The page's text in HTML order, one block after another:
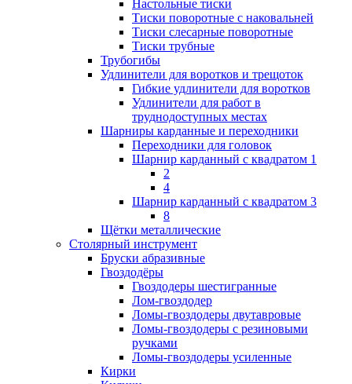
Настольные тиски
Тиски поворотные с наковальней
Тиски слесарные поворотные
Тиски трубные
Трубогибы
Удлинители для воротков и трещоток
Гибкие удлинители для воротков
Удлинители для работ в
труднодоступных местах
Шарниры карданные и переходники
Переходники для головок
Шарнир карданный с квадратом 1
2
4
Шарнир карданный с квадратом 3
8
Щётки металлические
Столярный инструмент
Бруски абразивные
Гвоздодёры
Гвоздодеры шестигранные
Лом-гвоздодер
Ломы-гвоздодеры двутавровые
Ломы-гвоздодеры с резиновыми
ручками
Ломы-гвоздодеры усиленные
Кирки